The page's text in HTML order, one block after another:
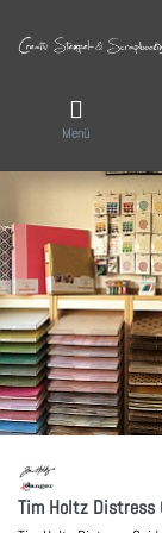
Menü
Tim Holtz Distress